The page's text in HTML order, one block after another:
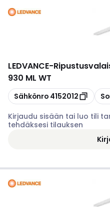
LEDVANCE-
930 ML WT
Kopioi
Sähkönro 4152012
Kirjaudu sisään tai luo tili
tehdäksesi tilauksen